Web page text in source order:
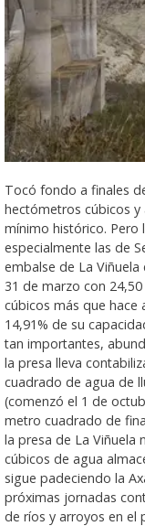
Tocó fondo a finales
hectómetros cúbicos y
mínimo histórico. Pero
especialmente las de
embalse de La
31 de marzo con
cúbicos más que hace
14,91% de su
tan importantes,
la presa lleva
cuadrado de agua de
(comenzó el 1 de
metro cuadrado de
la presa de La Viñuela
cúbicos de agua
sigue padeciendo la
próximas jornadas
de ríos y arroyos en el